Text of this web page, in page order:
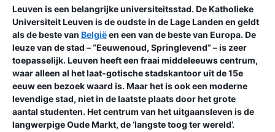
Leuven is een belangrijke universiteitsstad. De Katholieke
Universiteit Leuven is de oudste in de Lage Landen en geldt
als de beste van Belgiëen een van de beste van Europa. De
leuze van de stad – “Eeuwenoud, Springlevend” – is zeer
toepasselijk. Leuven heeft een fraai middeleeuws centrum,
waar alleen al het laat-gotische stadskantoor uit de 15e
eeuw een bezoek waard is. Maar het is ook een moderne
levendige stad, niet in de laatste plaats door het grote
aantal studenten. Het centrum van het uitgaansleven is de
langwerpige Oude Markt, de ‘langste toog ter wereld’.